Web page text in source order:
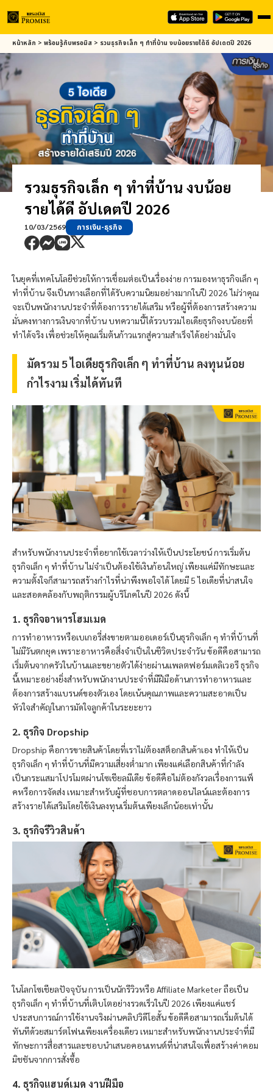
Skip
to
main
content
หน้าหลัก > พร้อมรู้กับพรอมิส > รวมธุรกิจเล็ก ๆ ทำที่บ้าน งบน้อยรายได้ดี อัปเดตปี 2026
รวมธุรกิจเล็ก ๆ ทำที่บ้าน งบน้อย
รายได้ดี อัปเดตปี 2026
10/03/2569 การเงิน-ธุรกิจ
ในยุคที่เทคโนโลยีช่วยให้การเชื่อมต่อเป็นเรื่องง่าย การมองหาธุรกิจเล็ก ๆ
ทำที่บ้าน จึงเป็นทางเลือกที่ได้รับความนิยมอย่างมากในปี 2026 ไม่ว่าคุณ
จะเป็นพนักงานประจำที่ต้องการรายได้เสริม หรือผู้ที่ต้องการสร้างความ
มั่นคงทางการเงินจากที่บ้าน บทความนี้ได้รวบรวมไอเดียธุรกิจงบน้อยที่
ทำได้จริง เพื่อช่วยให้คุณเริ่มต้นก้าวแรกสู่ความสำเร็จได้อย่างมั่นใจ
มัดรวม 5 ไอเดียธุรกิจเล็ก ๆ ทำที่บ้าน ลงทุนน้อย
กำไรงาม เริ่มได้ทันที
สำหรับพนักงานประจำที่อยากใช้เวลาว่างให้เป็นประโยชน์ การเริ่มต้น
ธุรกิจเล็ก ๆ ทำที่บ้าน ไม่จำเป็นต้องใช้เงินก้อนใหญ่ เพียงแค่มีทักษะและ
ความตั้งใจก็สามารถสร้างกำไรที่น่าพึงพอใจได้ โดยมี 5 ไอเดียที่น่าสนใจ
และสอดคล้องกับพฤติกรรมผู้บริโภคในปี 2026 ดังนี้
1. ธุรกิจอาหารโฮมเมด
การทำอาหารหรือเบเกอรี่ส่งขายตามออเดอร์เป็นธุรกิจเล็ก ๆ ทำที่บ้านที่
ไม่มีวันตกยุค เพราะอาหารคือสิ่งจำเป็นในชีวิตประจำวัน ข้อดีคือสามารถ
เริ่มต้นจากครัวในบ้านและขยายตัวได้ง่ายผ่านแพลตฟอร์มเดลิเวอรี ธุรกิจ
นี้เหมาะอย่างยิ่งสำหรับพนักงานประจำที่มีฝีมือด้านการทำอาหารและ
ต้องการสร้างแบรนด์ของตัวเอง โดยเน้นคุณภาพและความสะอาดเป็น
หัวใจสำคัญในการมัดใจลูกค้าในระยะยาว
2. ธุรกิจ Dropship
Dropship คือการขายสินค้าโดยที่เราไม่ต้องสต็อกสินค้าเอง ทำให้เป็น
ธุรกิจเล็ก ๆ ทำที่บ้านที่มีความเสี่ยงต่ำมาก เพียงแค่เลือกสินค้าที่กำลัง
เป็นกระแสมาโปรโมตผ่านโซเชียลมีเดีย ข้อดีคือไม่ต้องกังวลเรื่องการแพ็
คหรือการจัดส่ง เหมาะสำหรับผู้ที่ชอบการตลาดออนไลน์และต้องการ
สร้างรายได้เสริมโดยใช้เงินลงทุนเริ่มต้นเพียงเล็กน้อยเท่านั้น
3. ธุรกิจรีวิวสินค้า
ในโลกโซเชียลปัจจุบัน การเป็นนักรีวิวหรือ Affiliate Marketer ถือเป็น
ธุรกิจเล็ก ๆ ทำที่บ้านที่เติบโตอย่างรวดเร็วในปี 2026 เพียงแค่แชร์
ประสบการณ์การใช้งานจริงผ่านคลิปวิดีโอสั้น ข้อดีคือสามารถเริ่มต้นได้
ทันทีด้วยสมาร์ตโฟนเพียงเครื่องเดียว เหมาะสำหรับพนักงานประจำที่มี
ทักษะการสื่อสารและชอบนำเสนอคอนเทนต์ที่น่าสนใจเพื่อสร้างค่าคอม
มิชชันจากการสั่งซื้อ
4. ธุรกิจแฮนด์เมด งานฝีมือ